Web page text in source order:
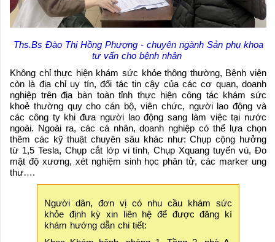
Ths.Bs Đào Thị Hồng Phượng - chuyên ngành Sản phụ khoa
tư vấn cho bệnh nhân
Không chỉ thực hiện khám sức khỏe thông thường, Bệnh viện
còn là địa chỉ uy tín, đối tác tin cậy của các cơ quan, doanh
nghiệp trên địa bàn toàn tỉnh thực hiện công tác khám sức
khoẻ thường quy cho cán bộ, viên chức, người lao động và
các công ty khi đưa người lao động sang làm việc tại nước
ngoài. Ngoài ra, các cá nhân, doanh nghiệp có thể lựa chọn
thêm các kỹ thuật chuyên sâu khác như: Chụp cộng hưởng
từ 1,5 Tesla, Chụp cắt lớp vi tính, Chụp Xquang tuyến vú, Đo
mật độ xương, xét nghiệm sinh học phân tử, các marker ung
thư….
Người dân, đơn vị có nhu cầu khám sức
khỏe định kỳ xin liên hệ để được đăng kí
khám hướng dẫn chi tiết: